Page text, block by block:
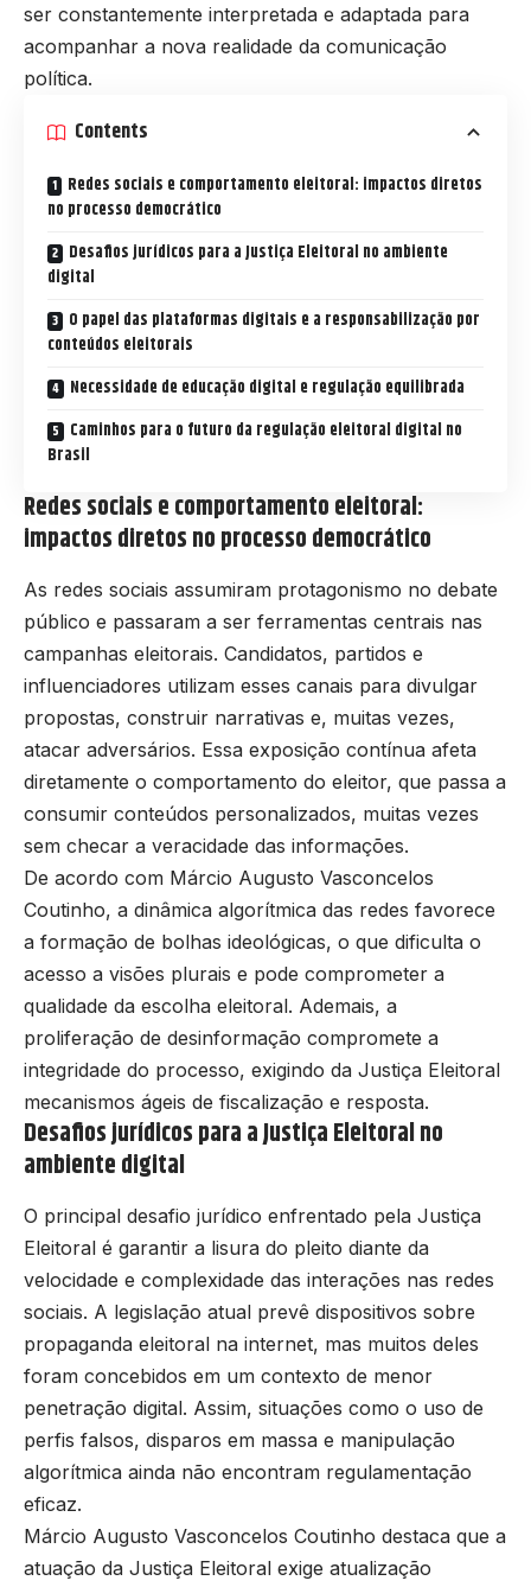
ser constantemente interpretada e adaptada para
acompanhar a nova realidade da comunicação
política.
Contents
Redes sociais e comportamento eleitoral: impactos diretos
no processo democrático
Desafios jurídicos para a Justiça Eleitoral no ambiente
digital
O papel das plataformas digitais e a responsabilização por
conteúdos eleitorais
Necessidade de educação digital e regulação equilibrada
Caminhos para o futuro da regulação eleitoral digital no
Brasil
Redes sociais e comportamento eleitoral:
impactos diretos no processo democrático
As redes sociais assumiram protagonismo no debate
público e passaram a ser ferramentas centrais nas
campanhas eleitorais. Candidatos, partidos e
influenciadores utilizam esses canais para divulgar
propostas, construir narrativas e, muitas vezes,
atacar adversários. Essa exposição contínua afeta
diretamente o comportamento do eleitor, que passa a
consumir conteúdos personalizados, muitas vezes
sem checar a veracidade das informações.
De acordo com Márcio Augusto Vasconcelos
Coutinho, a dinâmica algorítmica das redes favorece
a formação de bolhas ideológicas, o que dificulta o
acesso a visões plurais e pode comprometer a
qualidade da escolha eleitoral. Ademais, a
proliferação de desinformação compromete a
integridade do processo, exigindo da Justiça Eleitoral
mecanismos ágeis de fiscalização e resposta.
Desafios jurídicos para a Justiça Eleitoral no
ambiente digital
O principal desafio jurídico enfrentado pela Justiça
Eleitoral é garantir a lisura do pleito diante da
velocidade e complexidade das interações nas redes
sociais. A legislação atual prevê dispositivos sobre
propaganda eleitoral na internet, mas muitos deles
foram concebidos em um contexto de menor
penetração digital. Assim, situações como o uso de
perfis falsos, disparos em massa e manipulação
algorítmica ainda não encontram regulamentação
eficaz.
Márcio Augusto Vasconcelos Coutinho destaca que a
atuação da Justiça Eleitoral exige atualização